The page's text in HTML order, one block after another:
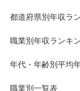
都道府県別年収ラ
職業別年収ランキ
年代・年齢別平均
職業別一覧表